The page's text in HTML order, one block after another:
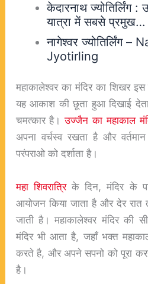
केदारनाथ ज्योतिर्लिंग
यात्रा में सबसे प्रमुख…
नागेश्वर ज्योतिर्लिंग –
Jyotirling
महाकालेश्वर का मंदिर का शिखर
यह आकाश की छूता हुआ दिखाई
चमत्कार है।उज्जैन का महाकाल
अपना वर्चस्व रखता है और
परंपराओ को दर्शाता है।
महा शिवरात्रिके दिन, मंदिर के
आयोजन किया जाता है और देर रात
जाती है। महाकालेश्वर मंदिर की
मंदिर भी आता है, जहाँ भक्त
करते है, और अपने सपनो को पूरा
है।